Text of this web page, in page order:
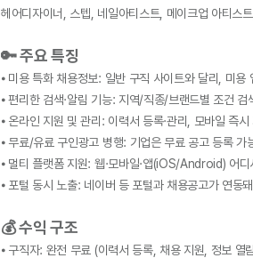
헤어디자이너, 스텝, 네일아티스트, 메이크업 아티스
🔑 주요 특징
⦁ 미용 특화 채용정보: 일반 구직 사이트와 달리, 미용
⦁ 편리한 검색·알림 기능: 지역/직종/브랜드별 조건
⦁ 온라인 지원 및 관리: 이력서 등록·관리, 모바일 즉
⦁ 무료/유료 구인광고 병행: 기업은 무료 공고 등록
⦁ 멀티 플랫폼 지원: 웹·모바일·앱(iOS/Android) 어
⦁ 포털 동시 노출: 네이버 등 포털과 채용공고가 연동
💰 수익 구조
⦁ 구직자: 완전 무료 (이력서 등록, 채용 지원, 정보 열